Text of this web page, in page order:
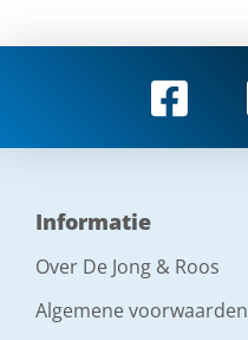
Informatie
Over De Jong & Roos
Algemene voorwaarden